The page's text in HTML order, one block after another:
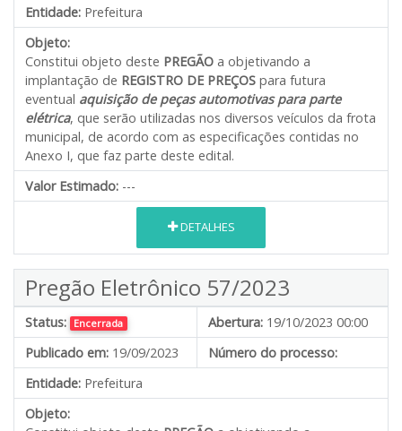
Entidade: Prefeitura
Objeto:
Constitui objeto deste PREGÃO a objetivando a
implantação de REGISTRO DE PREÇOS para futura
eventual aquisição de peças automotivas para parte
elétrica, que serão utilizadas nos diversos veículos da frota
municipal, de acordo com as especificações contidas no
Anexo I, que faz parte deste edital.
Valor Estimado: ---
DETALHES
Pregão Eletrônico 57/2023
Status: Encerrada Abertura: 19/10/2023 00:00
Publicado em: 19/09/2023
Número do processo:
Entidade: Prefeitura
Objeto: